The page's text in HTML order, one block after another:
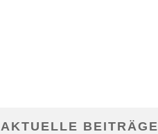
AKTUELLE BEITRÄGE